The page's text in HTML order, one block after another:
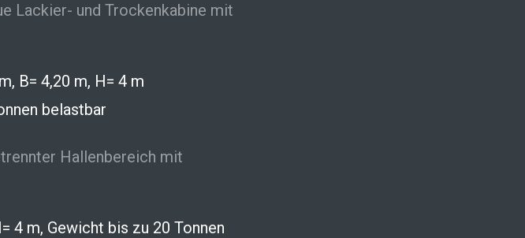
Lackier- und Trockenkabine mit
B= 4,20 m, H= 4 m
belastbar
Hallenbereich mit
4 m, Gewicht bis zu 20 Tonnen